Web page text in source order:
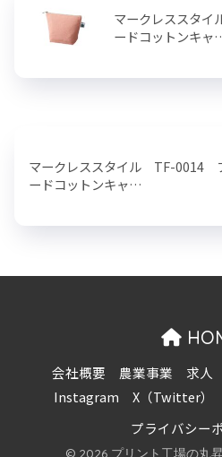
マークレススタ
ードコットンキャ
マークレススタイル TF-0014
ードコットンキャ…
会社概要 農業事業 求人
Instagram
X（Twitter）
プライバシー
© 2026 プリント工場の丸